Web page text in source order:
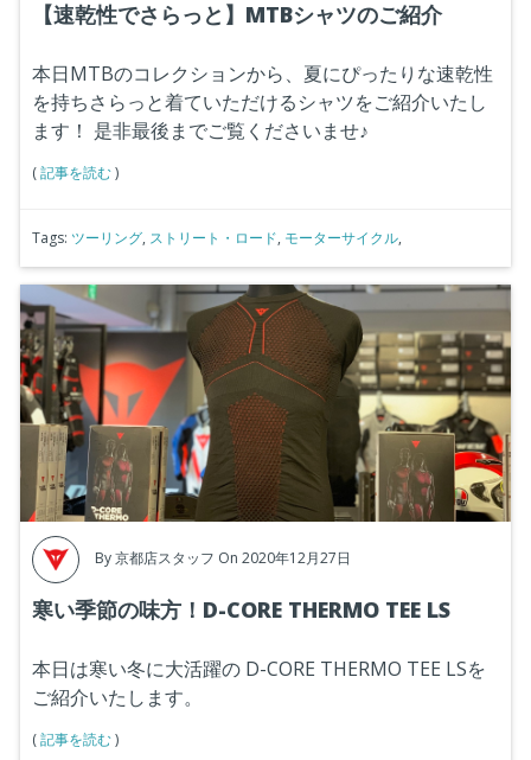
【速乾性でさらっと】MTBシャツのご紹介
本日MTBのコレクションから、夏にぴったりな速乾性
を持ちさらっと着ていただけるシャツをご紹介いたし
ます！ 是非最後までご覧くださいませ♪
(記事を読む)
Tags: ツーリング, ストリート・ロード, モーターサイクル,
By京都店スタッフ On 2020年12月27日
寒い季節の味方！D-CORE THERMO TEE LS
本日は寒い冬に大活躍の D-CORE THERMO TEE LSを
ご紹介いたします。
(記事を読む)